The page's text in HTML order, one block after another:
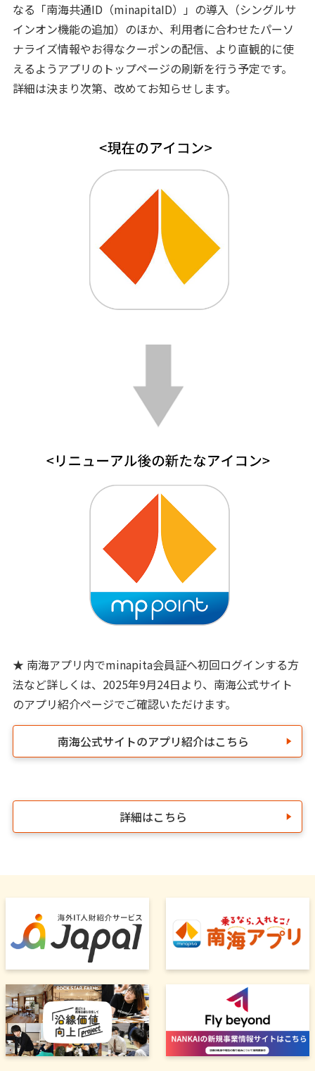
なる「南海共通ID（minapitaID）」の導入（シングルサ
インオン機能の追加）のほか、利用者に合わせたパーソ
ナライズ情報やお得なクーポンの配信、より直観的に使
えるようアプリのトップページの刷新を行う予定です。
詳細は決まり次第、改めてお知らせします。
★ 南海アプリ内でminapita会員証へ初回ログインする方
法など詳しくは、2025年9月24日より、南海公式サイト
のアプリ紹介ページでご確認いただけます。
南海公式サイトのアプリ紹介はこちら
詳細はこちら